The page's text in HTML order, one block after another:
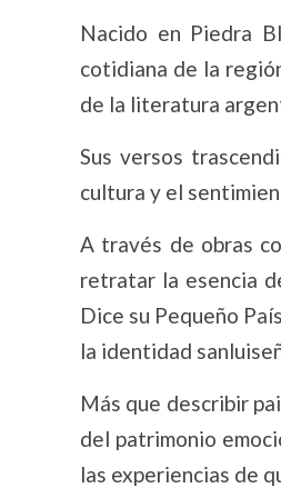
Nacido en Piedra
cotidiana de la
de la literatura
Sus versos
cultura y el
A través de obras
retratar la esencia
Dice su Pequeño
la identidad
Más que describir
del patrimonio
las experiencias de